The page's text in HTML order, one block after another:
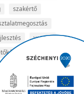
szakértő
vezető
video arts